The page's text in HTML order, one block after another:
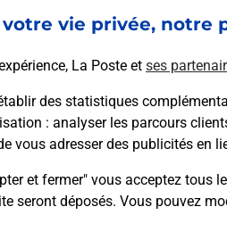
vie privée, notre
La Poste et ses
des statistiques
: analyser les parcours
vous adresser des publicités en
et fermer" vous acceptez tous
seront déposés. Vous pouvez